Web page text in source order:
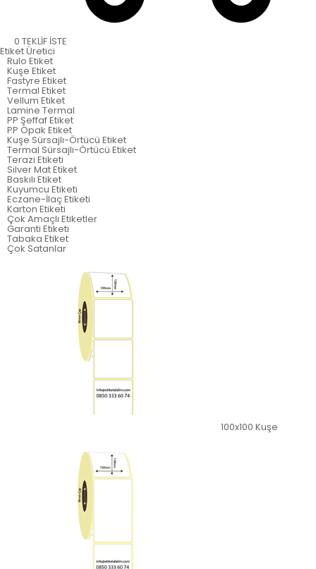
0 TEKLİF İSTE
EtiketÜretici
Rulo Etiket
Kuşe Etiket
Fastyre Etiket
Termal Etiket
Vellum Etiket
Lamine Termal
PP Şeffaf Etiket
PP Opak Etiket
Kuşe Sürsajlı-Örtücü Etiket
Termal Sürsajlı-Örtücü Etiket
Terazi Etiketi
Silver Mat Etiket
Baskılı Etiket
Kuyumcu Etiketi
Eczane-İlaç Etiketi
Karton Etiketi
Çok Amaçlı Etiketler
Garanti Etiketi
Tabaka Etiket
Çok Satanlar
100x100 Kuşe